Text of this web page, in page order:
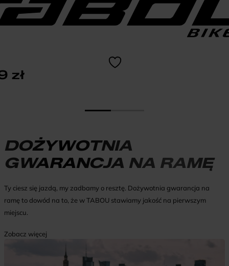
zł
DOŻYWOTNIA
GWARANCJA NA RAMĘ
Ty ciesz się jazdą, my zadbamy o resztę. Dożywotnia gwarancja na
ramę to dowód na to, że w TABOU stawiamy jakość na pierwszym
miejscu.
Zobacz więcej